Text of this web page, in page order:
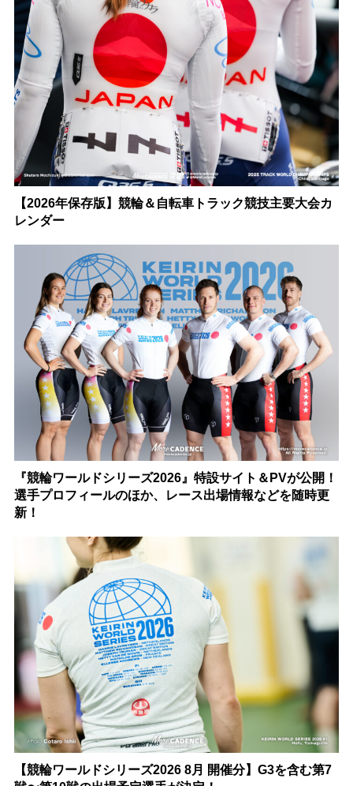
【2026年保存版】競輪＆自転車トラック競技主要大会カ
レンダー
『競輪ワールドシリーズ2026』特設サイト＆PVが公開！
選手プロフィールのほか、レース出場情報などを随時更
新！
【競輪ワールドシリーズ2026 8月 開催分】G3を含む第7